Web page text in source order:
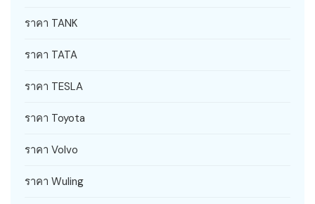
ราคา TANK
ราคา TATA
ราคา TESLA
ราคา Toyota
ราคา Volvo
ราคา Wuling